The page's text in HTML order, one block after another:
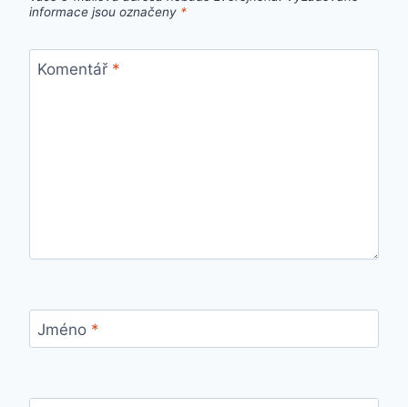
informace jsou označeny *
Komentář *
Jméno *